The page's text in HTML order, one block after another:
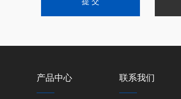
产品中心 联系我们